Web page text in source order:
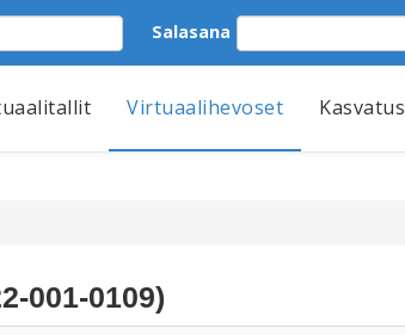
Salasana
Virtuaalihevoset Kasvatus
001-0109)